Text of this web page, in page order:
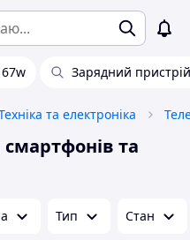
Зарядний
та електроніка
смартфонів та
Тип Стан